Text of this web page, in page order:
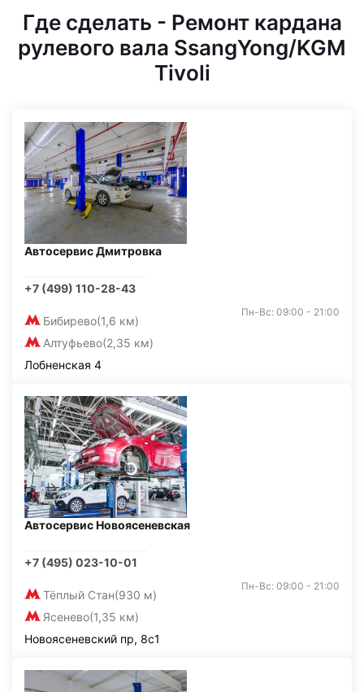
Где сделать - Ремонт кардана
рулевого вала SsangYong/KGM
Tivoli
Автосервис Дмитровка
+7 (499) 110-28-43
Бибирево(1,6 км)
Алтуфьево(2,35 км)
Пн-Вс: 09:00 - 21:00
Лобненская 4
Автосервис Новоясеневская
+7 (495) 023-10-01
Тёплый Стан(930 м)
Ясенево(1,35 км)
Пн-Вс: 09:00 - 21:00
Новоясеневский пр, 8с1